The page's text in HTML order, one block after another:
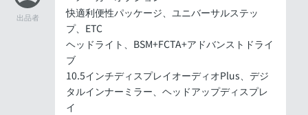
出品者
快適利便性パッケージ、ユニバーサルステッ
プ、ETC
ヘッドライト、BSM+FCTA+アドバンストドライ
ブ
10.5インチディスプレイオーディオPlus、デジ
タルインナーミラー、ヘッドアップディスプレ
イ